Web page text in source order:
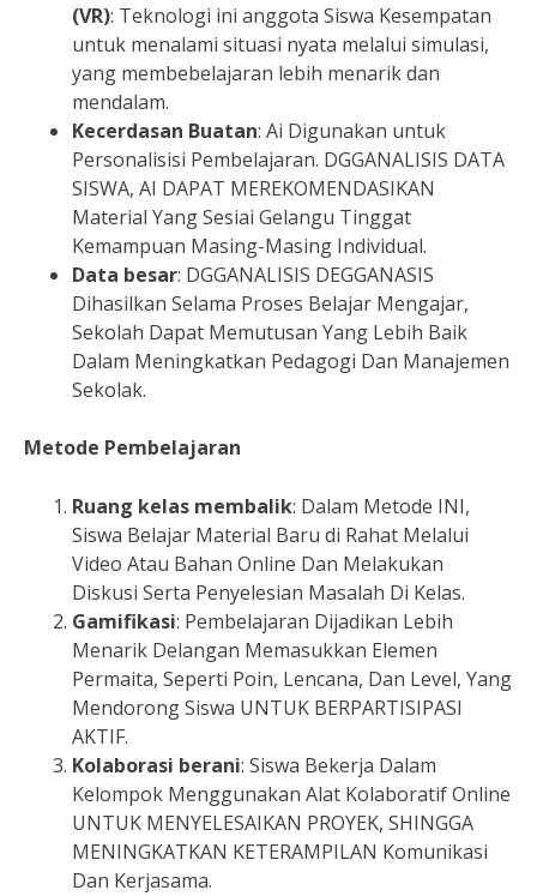
(VR): Teknologi ini anggota Siswa Kesempatan
untuk menalami situasi nyata melalui simulasi,
yang membebelajaran lebih menarik dan
mendalam.
Kecerdasan Buatan: Ai Digunakan untuk
Personalisisi Pembelajaran. DGGANALISIS DATA
SISWA, AI DAPAT MEREKOMENDASIKAN
Material Yang Sesiai Gelangu Tinggat
Kemampuan Masing-Masing Individual.
Data besar: DGGANALISIS DEGGANASIS
Dihasilkan Selama Proses Belajar Mengajar,
Sekolah Dapat Memutusan Yang Lebih Baik
Dalam Meningkatkan Pedagogi Dan Manajemen
Sekolak.
Metode Pembelajaran
Ruang kelas membalik: Dalam Metode INI,
Siswa Belajar Material Baru di Rahat Melalui
Video Atau Bahan Online Dan Melakukan
Diskusi Serta Penyelesian Masalah Di Kelas.
Gamifikasi: Pembelajaran Dijadikan Lebih
Menarik Delangan Memasukkan Elemen
Permaita, Seperti Poin, Lencana, Dan Level, Yang
Mendorong Siswa UNTUK BERPARTISIPASI
AKTIF.
Kolaborasi berani: Siswa Bekerja Dalam
Kelompok Menggunakan Alat Kolaboratif Online
UNTUK MENYELESAIKAN PROYEK, SHINGGA
MENINGKATKAN KETERAMPILAN Komunikasi
Dan Kerjasama.